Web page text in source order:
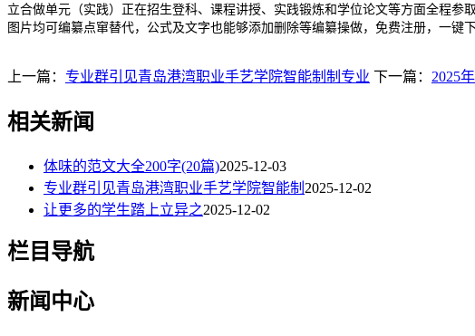
立合做单元（实践）正在招生登科、课程讲授、实践锻炼和学位论文等方面全程
图片均可编纂点窜替代，公式及文字也能够添加删除等编纂操做，免费注册，一键
上一篇： 专业群引见青岛港湾职业手艺学院智能制制专业 下一篇： 2025
相关新闻
体味的范文大全200字(20篇)2025-12-03
专业群引见青岛港湾职业手艺学院智能制 2025-12-02
让更多的学生踏上立异之2025-12-02
栏目导航
新闻中心